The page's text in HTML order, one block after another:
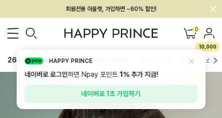
회원전용 아울렛, 가입하면 ~60% 할인!
멤버십 최대 28,000원 혜택 0
10,000
26SS 신상 BEST BABY[6~12M] 하의/레깅스
HAPPY PRINCE
네이버로 로그인하면 Npay 포인트1%추가 지급!
네이버로 1초 가입하기